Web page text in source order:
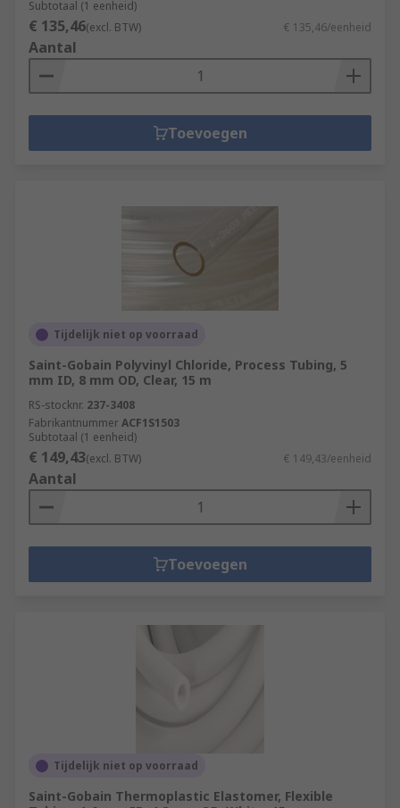
Subtotaal (1 eenheid)
€ 135,46(excl. BTW) € 135,46/eenheid
Aantal
Toevoegen
Tijdelijk niet op voorraad
Saint-Gobain Polyvinyl Chloride, Process Tubing, 5
mm ID, 8 mm OD, Clear, 15 m
RS-stocknr. 237-3408
FabrikantnummerACF1S1503
Subtotaal (1 eenheid)
€ 149,43(excl. BTW) € 149,43/eenheid
Aantal
Toevoegen
Tijdelijk niet op voorraad
Saint-Gobain Thermoplastic Elastomer, Flexible